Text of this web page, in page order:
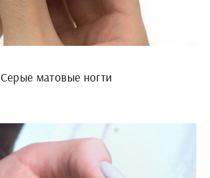
Серые матовые ногти